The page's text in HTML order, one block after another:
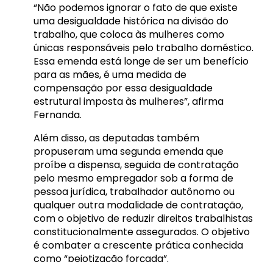
“Não podemos ignorar o fato de que existe
uma desigualdade histórica na divisão do
trabalho, que coloca às mulheres como
únicas responsáveis pelo trabalho doméstico.
Essa emenda está longe de ser um benefício
para as mães, é uma medida de
compensação por essa desigualdade
estrutural imposta às mulheres”, afirma
Fernanda.
Além disso, as deputadas também
propuseram uma segunda emenda que
proíbe a dispensa, seguida de contratação
pelo mesmo empregador sob a forma de
pessoa jurídica, trabalhador autônomo ou
qualquer outra modalidade de contratação,
com o objetivo de reduzir direitos trabalhistas
constitucionalmente assegurados. O objetivo
é combater a crescente prática conhecida
como “pejotização forçada”.